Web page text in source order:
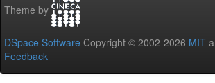
Theme by
DSpace Software Copyright © 2002-2026 MIT
Feedback